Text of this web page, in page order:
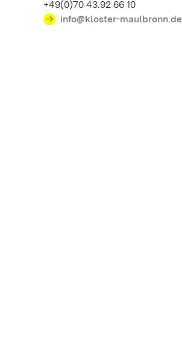
+49(0)70 43.92 66 10
info@kloster-maulbronn.de